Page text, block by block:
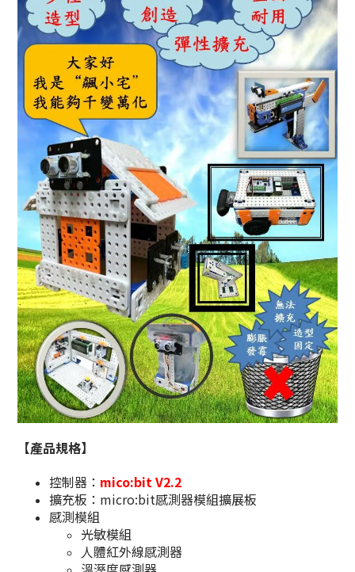
【產品規格】
控制器： mico:bit V2.2
擴充板：micro:bit感測器模組擴展板
感測模組
光敏模組
人體紅外線感測器